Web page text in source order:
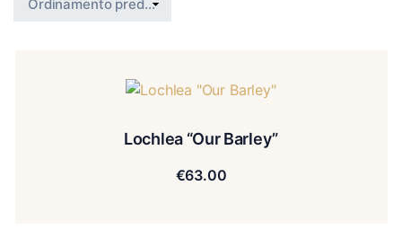
Lochlea “Our Barley”
€63.00